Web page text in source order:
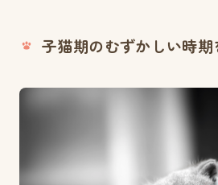
子猫期のむずかしい時期